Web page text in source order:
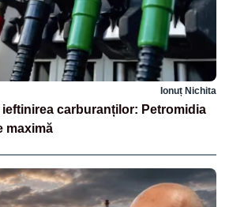
Ionuț Nichita
ieftinirea carburanților: Petromidia
maximă